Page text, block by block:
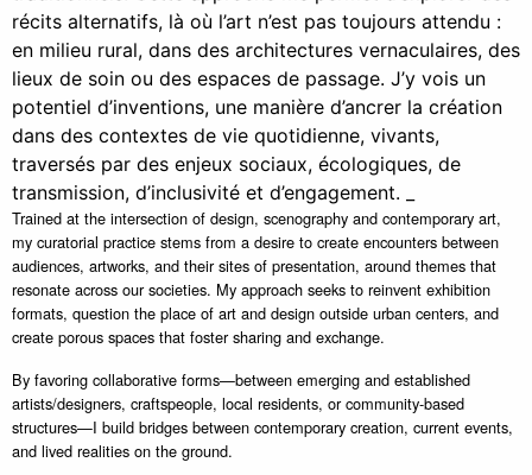
récits alternatifs, là où l’art n’est pas toujours attendu :
en milieu rural, dans des architectures vernaculaires, des
lieux de soin ou des espaces de passage. J’y vois un
potentiel d’inventions, une manière d’ancrer la création
dans des contextes de vie quotidienne, vivants,
traversés par des enjeux sociaux, écologiques, de
transmission, d’inclusivité et d’engagement. _
Trained at the intersection of design, scenography and contemporary art,
my curatorial practice stems from a desire to create encounters between
audiences, artworks, and their sites of presentation, around themes that
resonate across our societies. My approach seeks to reinvent exhibition
formats, question the place of art and design outside urban centers, and
create porous spaces that foster sharing and exchange.
By favoring collaborative forms—between emerging and established
artists/designers, craftspeople, local residents, or community-based
structures—I build bridges between contemporary creation, current events,
and lived realities on the ground.